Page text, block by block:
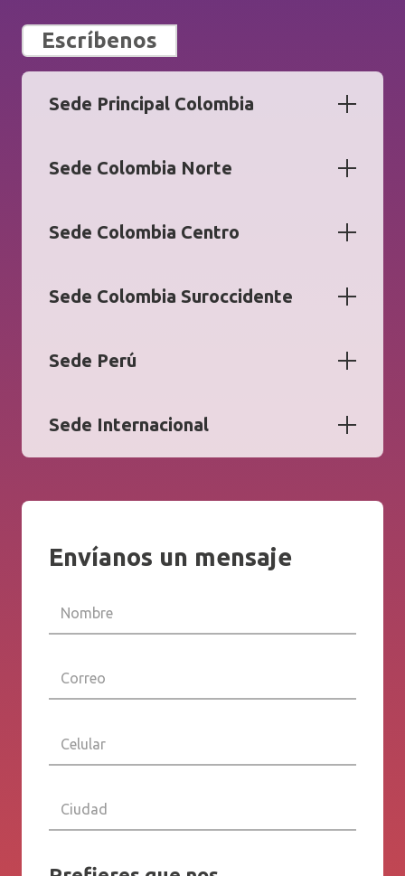
Escríbenos
Sede Principal Colombia
Sede Colombia Norte
Sede Colombia Centro
Sede Colombia Suroccidente
Sede Perú
Sede Internacional
Envíanos un mensaje